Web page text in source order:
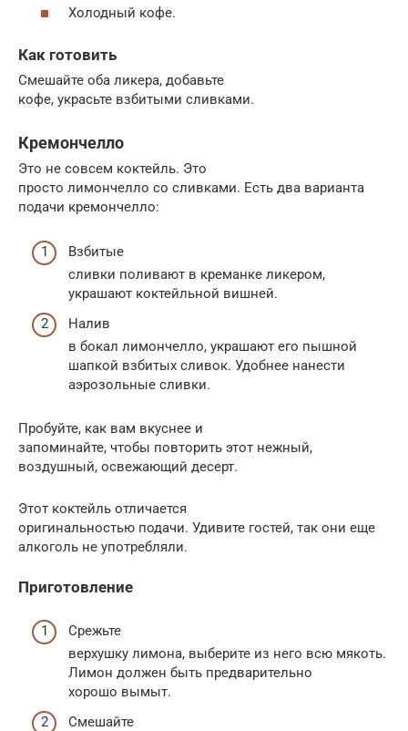
Холодный кофе.
Как готовить
Смешайте оба ликера, добавьте
кофе, украсьте взбитыми сливками.
Кремончелло
Это не совсем коктейль. Это
просто лимончелло со сливками. Есть два варианта
подачи кремончелло:
Взбитые
сливки поливают в креманке ликером,
украшают коктейльной вишней.
Налив
в бокал лимончелло, украшают его пышной
шапкой взбитых сливок. Удобнее нанести
аэрозольные сливки.
Пробуйте, как вам вкуснее и
запоминайте, чтобы повторить этот нежный,
воздушный, освежающий десерт.
Этот коктейль отличается
оригинальностью подачи. Удивите гостей, так они еще
алкоголь не употребляли.
Приготовление
Срежьте
верхушку лимона, выберите из него всю мякоть.
Лимон должен быть предварительно
хорошо вымыт.
Смешайте